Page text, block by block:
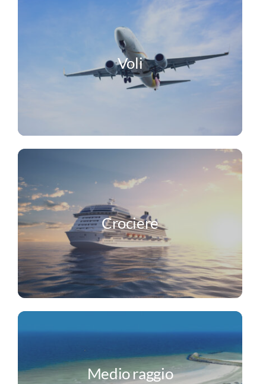
Voli
Crociere
Medio raggio